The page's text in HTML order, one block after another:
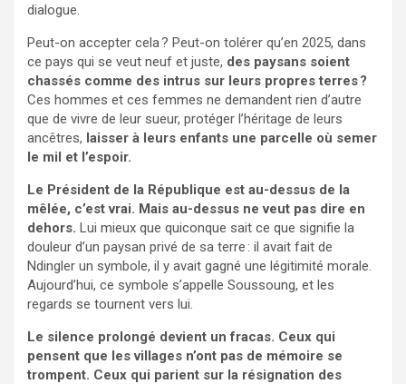
dialogue.
Peut-on accepter cela ? Peut-on tolérer qu’en 2025, dans
ce pays qui se veut neuf et juste, des paysans soient
chassés comme des intrus sur leurs propres terres ?
Ces hommes et ces femmes ne demandent rien d’autre
que de vivre de leur sueur, protéger l’héritage de leurs
ancêtres, laisser à leurs enfants une parcelle où semer
le mil et l’espoir.
Le Président de la République est au-dessus de la
mêlée, c’est vrai. Mais au-dessus ne veut pas dire en
dehors. Lui mieux que quiconque sait ce que signifie la
douleur d’un paysan privé de sa terre : il avait fait de
Ndingler un symbole, il y avait gagné une légitimité morale.
Aujourd’hui, ce symbole s’appelle Soussoung, et les
regards se tournent vers lui.
Le silence prolongé devient un fracas. Ceux qui
pensent que les villages n’ont pas de mémoire se
trompent. Ceux qui parient sur la résignation des